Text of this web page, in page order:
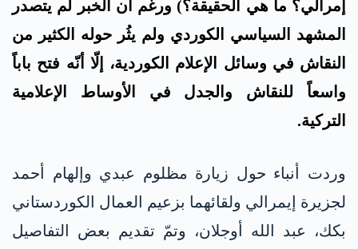
إمرالي؟ ما هي الحقيقة؟) ورغم أن الخبر لم يتصدر
المشهد السياسي الكوردي ولم يثُر حوله الكثير من
النقاش في وسائل الإعلام الكوردية، إلّا أنّه فتح باباً
واسعاً للنقاش والجدل في الأوساط الإعلامية
التركية.
وردت أنباء حول زيارة مظلوم عبدي وإلهام أحمد
لجزيرة إيمرالي ولقائهما بزعيم العمال الكوردستاني
بكك، عبد الله أوجلان، وتمّ تقديم بعض التفاصيل